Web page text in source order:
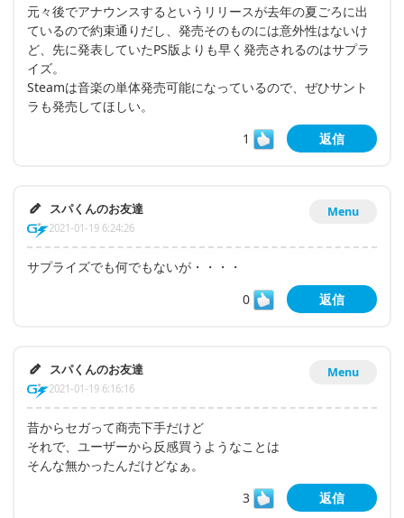
元々後でアナウンスするというリリースが去年の夏ごろに出
ているので約束通りだし、発売そのものには意外性はないけ
ど、先に発表していたPS版よりも早く発売されるのはサプラ
イズ。
Steamは音楽の単体発売可能になっているので、ぜひサント
ラも発売してほしい。
1
返信
Menu
スパくんのお友達
2021-01-19 6:24:26
サプライズでも何でもないが・・・・
0
返信
Menu
スパくんのお友達
2021-01-19 6:16:16
昔からセガって商売下手だけど
それで、ユーザーから反感買うようなことは
そんな無かったんだけどなぁ。
3
返信